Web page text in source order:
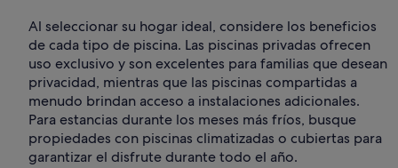
Al seleccionar su hogar ideal, considere los beneficios
de cada tipo de piscina. Las piscinas privadas ofrecen
uso exclusivo y son excelentes para familias que desean
privacidad, mientras que las piscinas compartidas a
menudo brindan acceso a instalaciones adicionales.
Para estancias durante los meses más fríos, busque
propiedades con piscinas climatizadas o cubiertas para
garantizar el disfrute durante todo el año.